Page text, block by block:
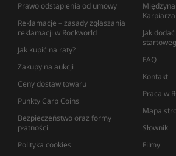
Prawo odstąpienia od umowy
Reklamacje – zasady zgłaszania
reklamacji w Rockworld
Jak kupić na raty?
Zakupy na aukcji
Ceny dostaw towaru
Punkty Carp Coins
Bezpieczeństwo oraz formy
płatności
Polityka cookies
Karpiarza
Jak
FAQ
Kontakt
Praca w
Mapa
Słownik
Filmy